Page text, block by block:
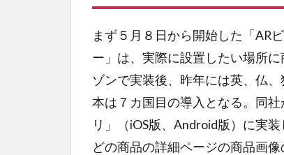
まず５月８日から開始した「ARビ
ー」は、実際に設置したい場所
ゾンで実装後、昨年には英、仏
本は７カ国目の導入となる。同
リ」（iOS版、Android版）に実
どの商品の詳細ページの商品画